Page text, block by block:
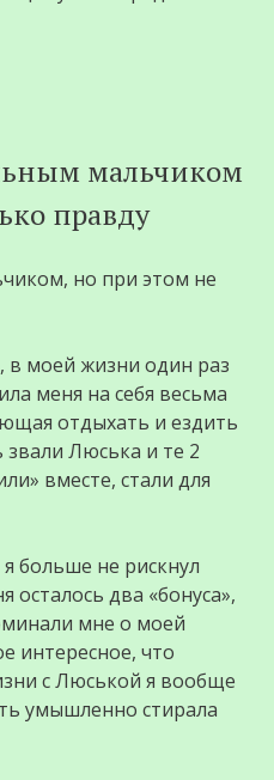
мальчиком
правду
но при этом не
в моей жизни один раз
меня на себя весьма
отдыхать и ездить
Люська и те 2
вместе, стали для
больше не рискнул
осталось два «бонуса»,
мне о моей
интересное, что
с Люськой я вообще
умышленно стирала